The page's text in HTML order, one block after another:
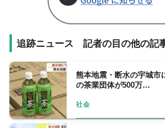
追跡ニュース 記者の目の他の記
熊本地震・断水の宇城
の茶業団体が500万…
社会